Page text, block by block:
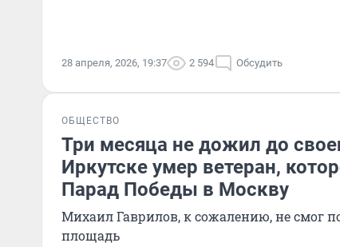
28 апреля, 2026, 19:37 2 594 Обсудить
ОБЩЕСТВО
Три месяца не дожил до
Иркутске умер ветеран,
Парад Победы в Москву
Михаил Гаврилов, к сожалению, не смог
площадь